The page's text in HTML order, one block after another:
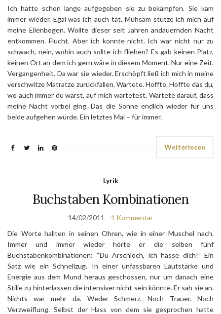
Ich hatte schon lange aufgegeben sie zu bekämpfen. Sie kam
immer wieder. Egal was ich auch tat. Mühsam stütze ich mich auf
meine Ellenbogen. Wollte dieser seit Jahren andauernden Nacht
entkommen. Flucht. Aber ich konnte nicht. Ich war nicht nur zu
schwach, nein, wohin auch sollte ich fliehen? Es gab keinen Platz,
keinen Ort an dem ich gern wäre in diesem Moment. Nur eine Zeit.
Vergangenheit. Da war sie wieder. Erschöpft ließ ich mich in meine
verschwitze Matratze zurückfallen. Wartete. Hoffte. Hoffte das du,
wo auch immer du warst, auf mich wartetest. Wartete darauf, dass
meine Nacht vorbei ging. Das die Sonne endlich wieder für uns
beide aufgehen würde. Ein letztes Mal – für immer.
Weiterlesen
Lyrik
Buchstaben Kombinationen
14/02/2011
1 Kommentar
Die Worte hallten in seinen Ohren, wie in einer Muschel nach.
Immer und immer wieder hörte er die selben fünf
Buchstabenkombinationen: “Du Arschloch, ich hasse dich!” Ein
Satz wie ein Schnellzug. In einer unfassbaren Lautstärke und
Energie aus dem Mund heraus geschossen, nur um danach eine
Stille zu hinterlassen die intensiver nicht sein könnte. Er sah sie an.
Nichts war mehr da. Weder Schmerz. Noch Trauer. Noch
Verzweiflung. Selbst der Hass von dem sie gesprochen hatte